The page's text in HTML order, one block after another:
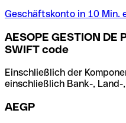
Geschäftskonto in 10 Min.
AESOPE GESTION DE
SWIFT code
Einschließlich der
einschließlich Bank-,
AEGP